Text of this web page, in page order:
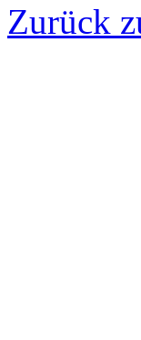
Zurück